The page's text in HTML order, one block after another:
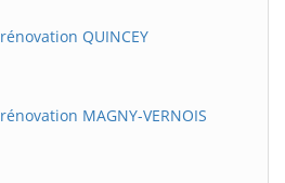
QUINCEY
MAGNY-VERNOIS